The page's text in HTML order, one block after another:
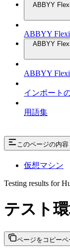
ABBYY
ABBYY
ABBYY
ABBYY
インポート
用語集
このページの内容
仮想マシン
Testing results for
テスト
ページをコピーペ